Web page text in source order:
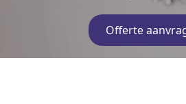
Offerte